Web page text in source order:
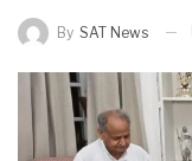
By SAT News